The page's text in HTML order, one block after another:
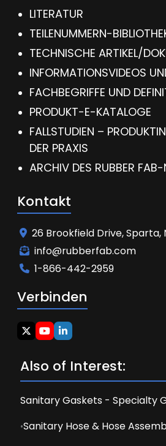
LITERATUR
TEILENUMMERN-
TECHNISCHE ARTIKEL/
INFORMATIONSVIDEOS
FACHBEGRIFFE UND
PRODUKT-E-KATALOGE
FALLSTUDIEN –
DER PRAXIS
ARCHIV DES RUBBER FAB-
Kontakt
26 Brookfield Drive, Sparta,
info@rubberfab.com
1-866-442-2959
Verbinden
Also of Interest:
Sanitary Gaskets - Specialty
Sanitary Hose & Hose